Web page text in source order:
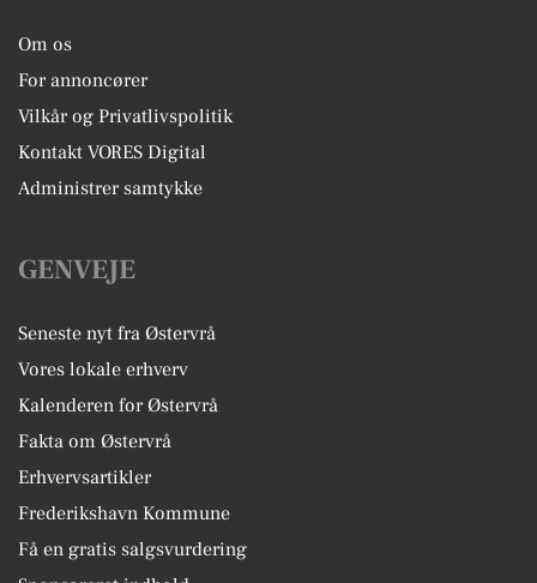
Om os
For annoncører
Vilkår og Privatlivspolitik
Kontakt VORES Digital
Administrer samtykke
GENVEJE
Seneste nyt fra Østervrå
Vores lokale erhverv
Kalenderen for Østervrå
Fakta om Østervrå
Erhvervsartikler
Frederikshavn Kommune
Få en gratis salgsvurdering